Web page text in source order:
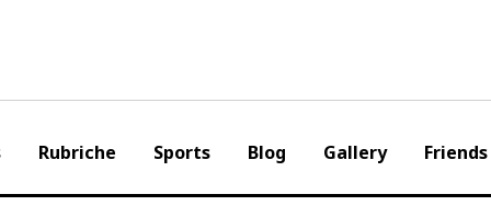
Rubriche Sports Blog Gallery